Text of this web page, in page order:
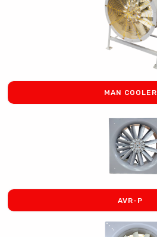
MAN COOLER
AVR-P